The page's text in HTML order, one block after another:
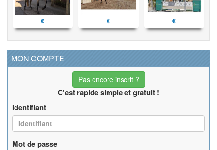
€ € €
MON COMPTE
Pas encore inscrit ?
C'est rapide simple et gratuit !
Identifiant
Mot de passe